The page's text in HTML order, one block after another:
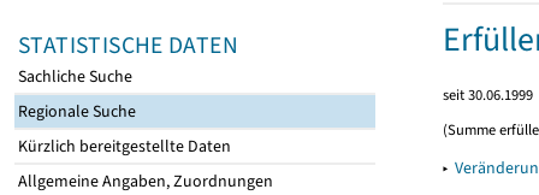
STATISTISCHE DATEN
Sachliche Suche
Regionale Suche
Kürzlich bereitgestellte Daten
Allgemeine Angaben, Zuordnungen
seit 30.06.1999
(Summe
▸